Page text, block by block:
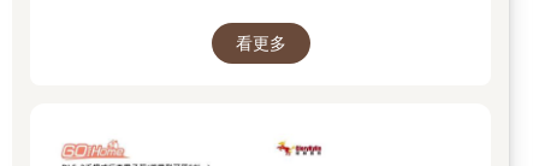
看更多